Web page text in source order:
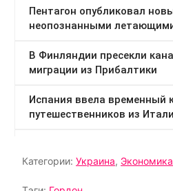
Категории: Украина, Экономика